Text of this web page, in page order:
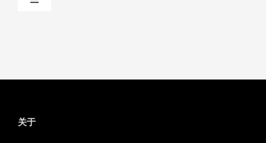
Toggle
关于